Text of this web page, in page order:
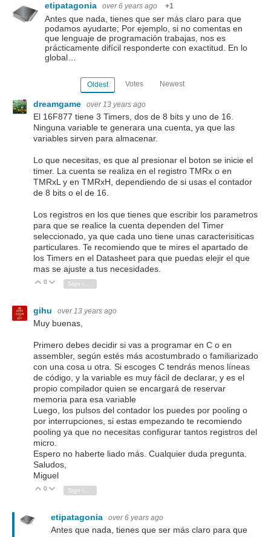
etipatagonia over 6 years ago +1
Antes que nada, tienes que ser más claro para que
podamos ayudarte; Por ejemplo, si no comentas en
que lenguaje de programación trabajas, nos es
prácticamente difícil responderte con exactitud. En lo
global…
Oldest Votes Newest
dreamgame over 13 years ago
El 16F877 tiene 3 Timers, dos de 8 bits y uno de 16.
Ninguna variable te generara una cuenta, ya que las
variables sirven para almacenar.
Lo que necesitas, es que al presionar el boton se inicie el
timer. La cuenta se realiza en el registro TMRx o en
TMRxL y en TMRxH, dependiendo de si usas el contador
de 8 bits o el de 16.
Los registros en los que tienes que escribir los parametros
para que se realice la cuenta dependen del Timer
seleccionado, ya que cada uno tiene unas caracterisiticas
particulares. Te recomiendo que te mires el apartado de
los Timers en el Datasheet para que puedas elejir el que
mas se ajuste a tus necesidades.
Vote Up
0 Vote Down
gihu over 13 years ago
Muy buenas,
Primero debes decidir si vas a programar en C o en
assembler, según estés más acostumbrado o familiarizado
con una cosa u otra. Si escoges C tendrás menos líneas
de código, y la variable es muy fácil de declarar, y es el
propio compilador quien se encargará de reservar
memoria para esa variable
Luego, los pulsos del contador los puedes por pooling o
por interrupciones, si estas empezando te recomiendo
pooling ya que no necesitas configurar tantos registros del
micro.
Espero no haberte liado más. Cualquier duda pregunta.
Saludos,
Miguel
Vote Up
0 Vote Down
etipatagonia over 6 years ago
Antes que nada, tienes que ser más claro para que